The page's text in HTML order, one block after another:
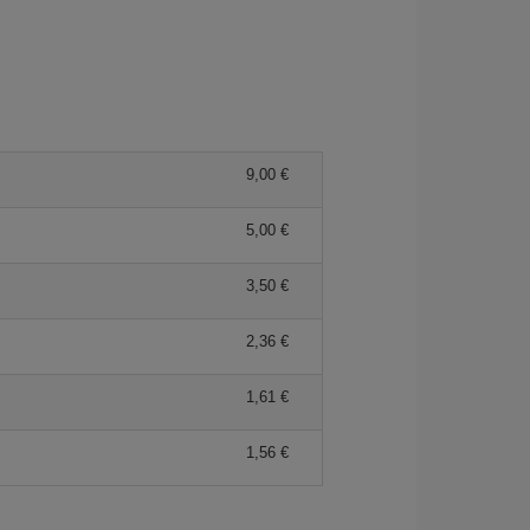
9,00 €
5,00 €
3,50 €
2,36 €
1,61 €
1,56 €